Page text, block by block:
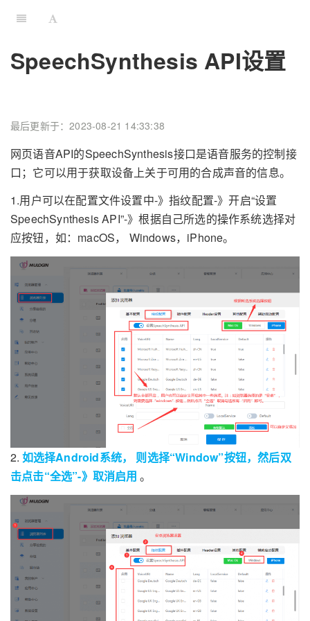
SpeechSynthesis API设置
最后更新于：2023-08-21 14:33:38
网页语音API的SpeechSynthesis接口是语音服务的控制接
口；它可以用于获取设备上关于可用的合成声音的信息。
1.用户可以在配置文件设置中-》指纹配置-》开启“设置
SpeechSynthesis API”-》根据自己所选的操作系统选择对
应按钮，如：macOS， Windows，iPhone。
2. 如选择Android系统， 则选择“Window”按钮，然后双
击点击“全选”-》取消启用 。